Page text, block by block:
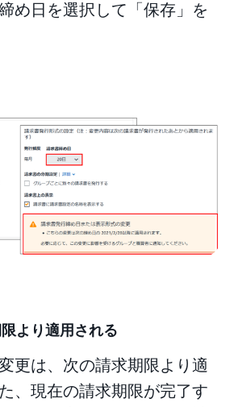
め日を選択して「保存」を
より適用される
更は、次の請求期限より適
、現在の請求期限が完了す